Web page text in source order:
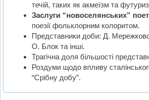
течій, таких як акмеїзм та
Заслуги “новоселянських”
поезії фольклорним колоритом.
Представники доби: Д.
О. Блок та інші.
Трагічна доля більшості
Роздуми щодо впливу
“Срібну добу”.